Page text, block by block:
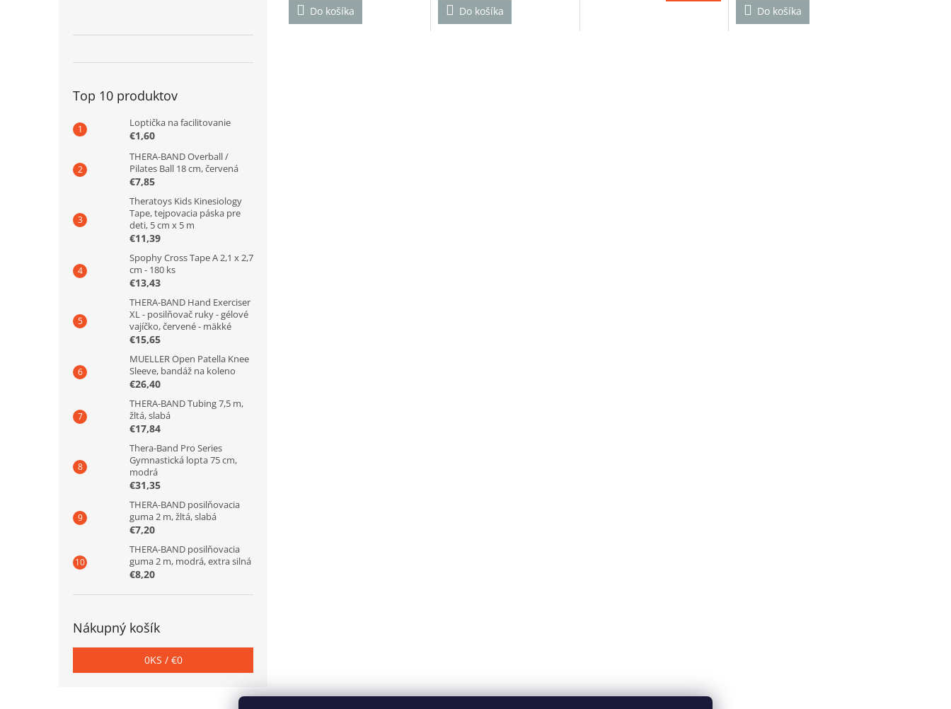
Top 10 produktov
Loptička na facilitovanie
€1,60
THERA-BAND Overball /
Pilates Ball 18 cm, červená
€7,85
Theratoys Kids Kinesiology
Tape, tejpovacia páska pre
deti, 5 cm x 5 m
€11,39
Spophy Cross Tape A 2,1 x 2,7
cm - 180 ks
€13,43
THERA-BAND Hand Exerciser
XL - posilňovač ruky - gélové
vajíčko, červené - mäkké
€15,65
MUELLER Open Patella Knee
Sleeve, bandáž na koleno
€26,40
THERA-BAND Tubing 7,5 m,
žltá, slabá
€17,84
Thera-Band Pro Series
Gymnastická lopta 75 cm,
modrá
€31,35
THERA-BAND posilňovacia
guma 2 m, žltá, slabá
€7,20
THERA-BAND posilňovacia
guma 2 m, modrá, extra silná
€8,20
Nákupný košík
0KS / €0
z
Do košíka
z
Do košíka
z
Do košíka